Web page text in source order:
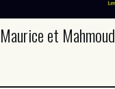
Maurice et Mahmoud